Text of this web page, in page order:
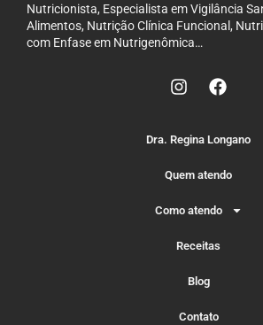
Nutricionista, Especialista em Vigilância
Alimentos, Nutrição Clínica Funcional,
com Enfase em Nutrigenômica…
Dra. Regina Longano
Quem atendo
Como atendo
Receitas
Blog
Contato